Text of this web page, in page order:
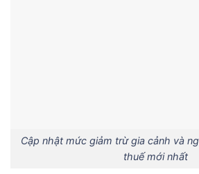
Cập nhật mức giảm trừ gia cảnh và
thuế mới nhất